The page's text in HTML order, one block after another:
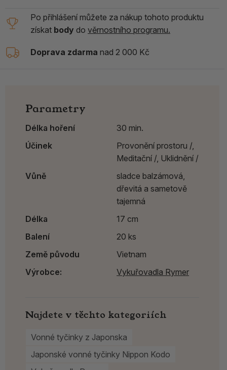
Po přihlášení můžete za nákup tohoto produktu
získat body do věrnostního programu.
Doprava zdarma nad 2 000 Kč
Parametry
Délka hoření
30 min.
Účinek
Provonění prostoru /,
Meditační /, Uklidnění /
Vůně
sladce balzámová,
dřevitá a sametově
tajemná
Délka
17 cm
Balení
20 ks
Země původu
Vietnam
Výrobce:
Vykuřovadla Rymer
Najdete v těchto kategoriích
Vonné tyčinky z Japonska
Japonské vonné tyčinky Nippon Kodo